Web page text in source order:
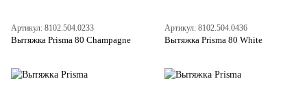
Артикул: 8102.504.0233
Вытяжка Prisma 80 Champagne
Артикул: 8102.504.0436
Вытяжка Prisma 80 White